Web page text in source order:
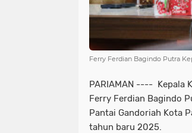
Ferry Ferdian Bagindo Putra
PARIAMAN ---- Kepala
Ferry Ferdian Bagindo
Pantai Gandoriah Kota
tahun baru 2025.